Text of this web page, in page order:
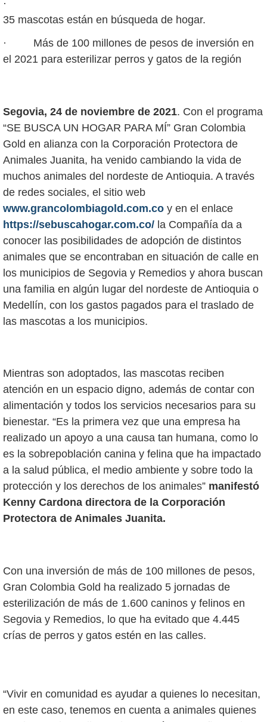
·
35 mascotas están en búsqueda de hogar.
· Más de 100 millones de pesos de inversión en
el 2021 para esterilizar perros y gatos de la región
Segovia, 24 de noviembre de 2021. Con el programa
“SE BUSCA UN HOGAR PARA MÍ” Gran Colombia
Gold en alianza con la Corporación Protectora de
Animales Juanita, ha venido cambiando la vida de
muchos animales del nordeste de Antioquia. A través
de redes sociales, el sitio web
www.grancolombiagold.com.co y en el enlace
https://sebuscahogar.com.co/ la Compañía da a
conocer las posibilidades de adopción de distintos
animales que se encontraban en situación de calle en
los municipios de Segovia y Remedios y ahora buscan
una familia en algún lugar del nordeste de Antioquia o
Medellín, con los gastos pagados para el traslado de
las mascotas a los municipios.
Mientras son adoptados, las mascotas reciben
atención en un espacio digno, además de contar con
alimentación y todos los servicios necesarios para su
bienestar. “Es la primera vez que una empresa ha
realizado un apoyo a una causa tan humana, como lo
es la sobrepoblación canina y felina que ha impactado
a la salud pública, el medio ambiente y sobre todo la
protección y los derechos de los animales” manifestó
Kenny Cardona directora de la Corporación
Protectora de Animales Juanita.
Con una inversión de más de 100 millones de pesos,
Gran Colombia Gold ha realizado 5 jornadas de
esterilización de más de 1.600 caninos y felinos en
Segovia y Remedios, lo que ha evitado que 4.445
crías de perros y gatos estén en las calles.
“Vivir en comunidad es ayudar a quienes lo necesitan,
en este caso, tenemos en cuenta a animales quienes